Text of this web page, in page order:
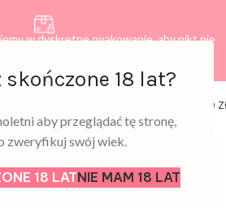
skończone 18 lat?
aby przeglądać tę stronę,
zweryfikuj swój wiek.
18 LATNIE MAM 18 LAT
w dyskretne opakowanie, aby nikt nie
0,00